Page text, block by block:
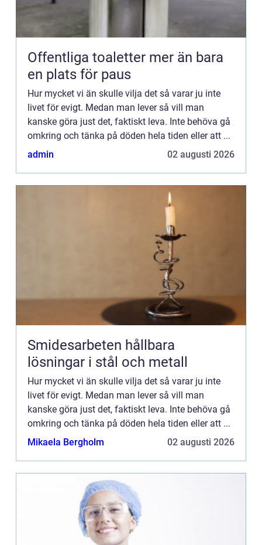
Offentliga toaletter mer än bara
en plats för paus
Hur mycket vi än skulle vilja det så varar ju inte
livet för evigt. Medan man lever så vill man
kanske göra just det, faktiskt leva. Inte behöva gå
omkring och tänka på döden hela tiden eller att ...
admin
02 augusti 2026
Smidesarbeten hållbara
lösningar i stål och metall
Hur mycket vi än skulle vilja det så varar ju inte
livet för evigt. Medan man lever så vill man
kanske göra just det, faktiskt leva. Inte behöva gå
omkring och tänka på döden hela tiden eller att ...
Mikaela Bergholm
02 augusti 2026